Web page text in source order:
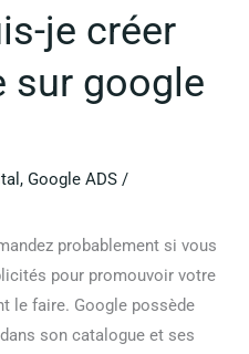
je créer
sur google
,Google ADS /
probablement si vous
pour promouvoir votre
le faire. Google possède
son catalogue et ses